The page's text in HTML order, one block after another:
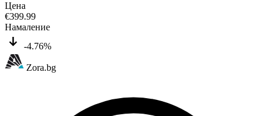
Цена
€399.99
Намаление
-4.76%
Zora.bg